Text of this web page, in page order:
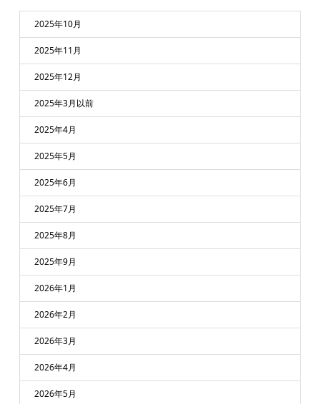
2025年10月
2025年11月
2025年12月
2025年3月以前
2025年4月
2025年5月
2025年6月
2025年7月
2025年8月
2025年9月
2026年1月
2026年2月
2026年3月
2026年4月
2026年5月